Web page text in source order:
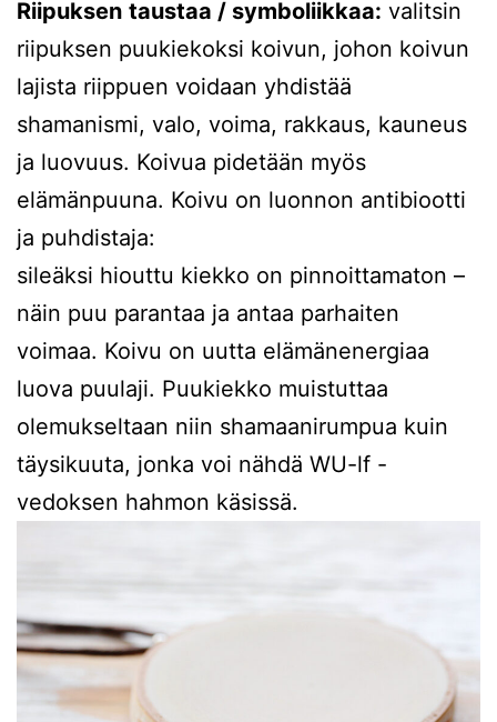
Riipuksen taustaa / symboliikkaa: valitsin
riipuksen puukiekoksi koivun, johon koivun
lajista riippuen voidaan yhdistää
shamanismi, valo, voima, rakkaus, kauneus
ja luovuus. Koivua pidetään myös
elämänpuuna. Koivu on luonnon antibiootti
ja puhdistaja:
sileäksi hiouttu kiekko on pinnoittamaton –
näin puu parantaa ja antaa parhaiten
voimaa. Koivu on uutta elämänenergiaa
luova puulaji. Puukiekko muistuttaa
olemukseltaan niin shamaanirumpua kuin
täysikuuta, jonka voi nähdä WU-lf -
vedoksen hahmon käsissä.